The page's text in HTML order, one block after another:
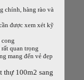
chính, hàng rào và
được xem xét kỹ
quan trọng
mang đến vẻ đẹp
thự 100m2 sang